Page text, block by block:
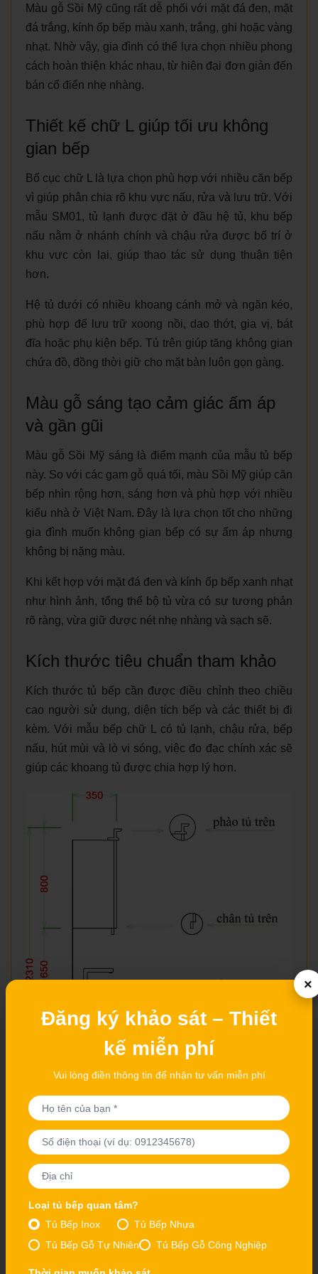
Màu gỗ Sồi Mỹ cũng rất dễ phối với mặt đá đen, mặt
đá trắng, kính ốp bếp màu xanh, trắng, ghi hoặc vàng
nhạt. Nhờ vậy, gia đình có thể lựa chọn nhiều phong
cách hoàn thiện khác nhau, từ hiện đại đơn giản đến
bán cổ điển nhẹ nhàng.
Thiết kế chữ L giúp tối ưu không
gian bếp
Bố cục chữ L là lựa chọn phù hợp với nhiều căn bếp
vì giúp phân chia rõ khu vực nấu, rửa và lưu trữ. Với
mẫu SM01, tủ lạnh được đặt ở đầu hệ tủ, khu bếp
nấu nằm ở nhánh chính và chậu rửa được bố trí ở
khu vực còn lại, giúp thao tác sử dụng thuận tiện
hơn.
Hệ tủ dưới có nhiều khoang cánh mở và ngăn kéo,
phù hợp để lưu trữ xoong nồi, dao thớt, gia vị, bát
đĩa hoặc phụ kiện bếp. Tủ trên giúp tăng không gian
chứa đồ, đồng thời giữ cho mặt bàn luôn gọn gàng.
Màu gỗ sáng tạo cảm giác ấm áp
và gần gũi
Màu gỗ Sồi Mỹ sáng là điểm mạnh của mẫu tủ bếp
này. So với các gam gỗ quá tối, màu Sồi Mỹ giúp căn
bếp nhìn rộng hơn, sáng hơn và phù hợp với nhiều
kiểu nhà ở Việt Nam. Đây là lựa chọn tốt cho những
gia đình muốn không gian bếp có sự ấm áp nhưng
không bị nặng màu.
Khi kết hợp với mặt đá đen và kính ốp bếp xanh nhạt
như hình ảnh, tổng thể bộ tủ vừa có sự tương phản
rõ ràng, vừa giữ được nét nhẹ nhàng và sạch sẽ.
Kích thước tiêu chuẩn tham khảo
Kích thước tủ bếp cần được điều chỉnh theo chiều
cao người sử dụng, diện tích bếp và các thiết bị đi
kèm. Với mẫu bếp chữ L có tủ lạnh, chậu rửa, bếp
nấu, hút mùi và lò vi sóng, việc đo đạc chính xác sẽ
giúp các khoang tủ được chia hợp lý hơn.
Kích thước thực tế sẽ được Thuận Phát đo đạc và
Báo giá tủ bếp gỗ Sồi Mỹ SM01
Mẫutủ bếp gỗ Sồi Mỹ SM01có giá tham khảo từ
×
Đăng ký khảo sát – Thiết
kế miễn phí
Vui lòng điền thông tin để nhận tư vấn miễn phí
Loại tủ bếp quan tâm?
Tủ Bếp Inox
Tủ Bếp Nhựa
Tủ Bếp Gỗ Tự Nhiên
Tủ Bếp Gỗ Công Nghiệp